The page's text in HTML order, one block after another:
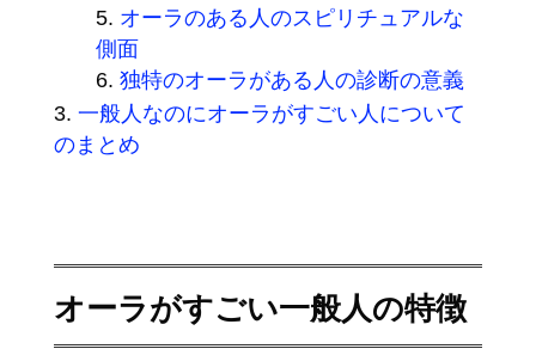
オーラのある人のスピリチュアルな
側面
独特のオーラがある人の診断の意義
一般人なのにオーラがすごい人について
のまとめ
オーラがすごい一般人の特徴